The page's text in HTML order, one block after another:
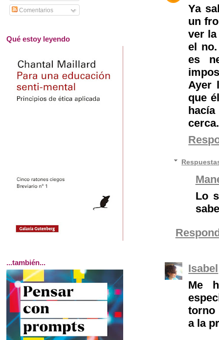
Ya
un
ver
el
es
Ayer
que
Lo
Isabel
Me
torno
a la
Comentarios
Qué estoy leyendo
...también...